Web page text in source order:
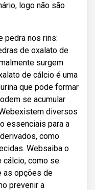
logo não são
pedra nos rins:
de oxalato de
surgem
de cálcio é uma
que pode formar
se acumular
diversos
essenciais para a
como
Websaiba o
cálcio, como se
as opções de
prevenir a